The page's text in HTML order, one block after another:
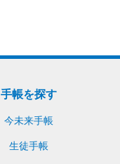
手帳を探す
今未来手帳
生徒手帳